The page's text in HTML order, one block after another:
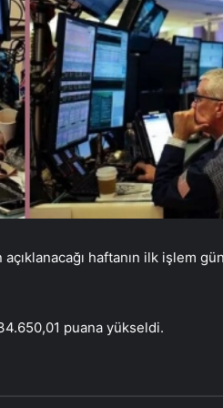
haftanın ilk işlem
puana yükseldi.